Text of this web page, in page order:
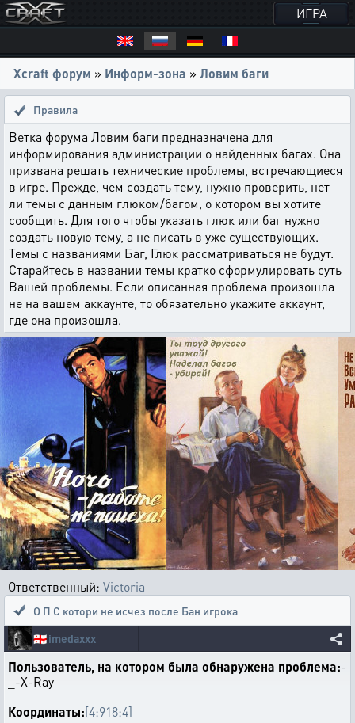
ИГРА
Xcraft форум » Информ-зона » Ловим баги
Правила
Ветка форума Ловим баги предназначена для
информирования администрации о найденных багах. Она
призвана решать технические проблемы, встречающиеся
в игре. Прежде, чем создать тему, нужно проверить, нет
ли темы с данным глюком/багом, о котором вы хотите
сообщить. Для того чтобы указать глюк или баг нужно
создать новую тему, а не писать в уже существующих.
Темы с названиями Баг, Глюк рассматриваться не будут.
Старайтесь в названии темы кратко сформулировать суть
Вашей проблемы. Если описанная проблема произошла
не на вашем аккаунте, то обязательно укажите аккаунт,
где она произошла.
Ответственный: Victoria
О П С котори не исчез после Бан игрока
🇬🇪imedaxxx
Пользователь, на котором была обнаружена проблема:-
_-X-Ray
Координаты:[4:918:4]